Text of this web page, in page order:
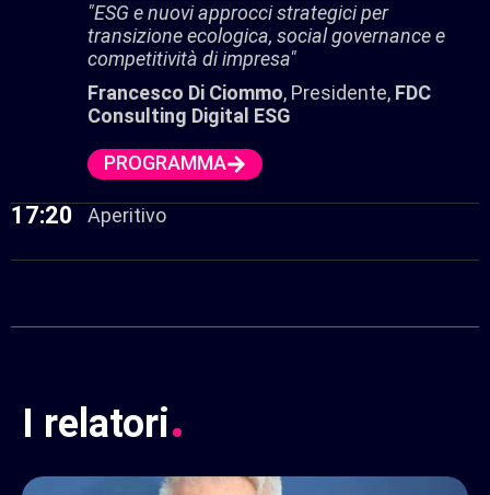
"ESG e nuovi approcci strategici per
transizione ecologica, social governance e
competitività di impresa"
Francesco Di Ciommo, Presidente, FDC
Consulting Digital ESG
PROGRAMMA
17:20 Aperitivo
I relatori.